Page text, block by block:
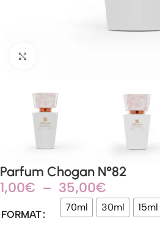
Parfum Chogan N°82
1,00€ – 35,00€
FORMAT
70ml 30ml 15ml